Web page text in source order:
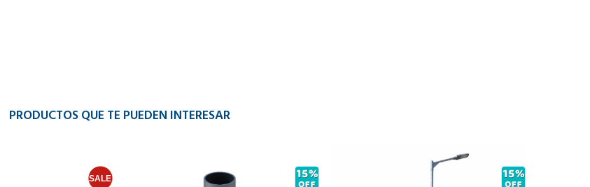
PRODUCTOS QUE TE PUEDEN INTERESAR